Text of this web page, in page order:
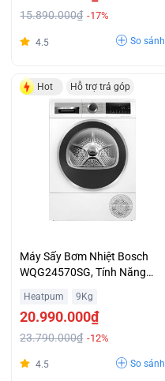
15.890.000₫ -17%
4.5 So sánh
Hot Hỗ trợ trả góp
Máy Sấy Bơm Nhiệt Bosch
WQG24570SG, Tính Năng
Ái Khuyến Mãi
Heatpum 9Kg
20.990.000₫
23.790.000₫ -12%
4.5 So sánh